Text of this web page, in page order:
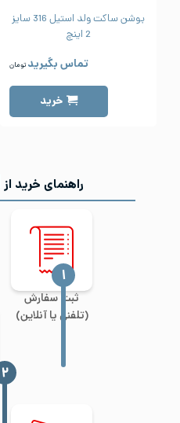
بوشن ساکت ولد استیل 316 سایز
2 اینچ
تماس بگیرید تومان
خرید
راهنمای خرید از
ثبت سفارش
(تلفنی یا آنلاین)
‍۱
‍۲